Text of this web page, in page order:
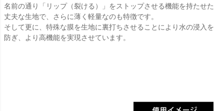
名前の通り「リップ（裂ける）」をストップさせる機能を持たせた
丈夫な生地で、さらに薄く軽量なのも特徴です。
そして更に、特殊な膜を生地に裏打ちさせることにより水の浸入を
防ぎ、より高機能を実現させています。